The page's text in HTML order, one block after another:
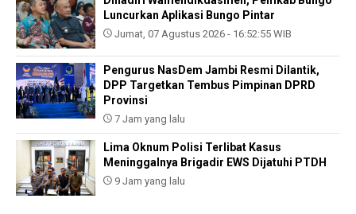
Luncurkan Aplikasi Bungo Pintar
Jumat, 07 Agustus 2026 - 16:52:55 WIB
Pengurus NasDem Jambi Resmi Dilantik,
DPP Targetkan Tembus Pimpinan DPRD
Provinsi
7 Jam yang lalu
Lima Oknum Polisi Terlibat Kasus
Meninggalnya Brigadir EWS Dijatuhi PTDH
9 Jam yang lalu